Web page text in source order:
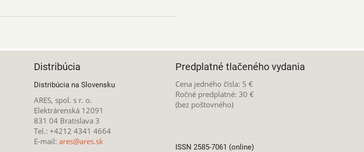
Distribúcia
Distribúcia na Slovensku
ARES, spol. s r. o.
Elektrárenská 12091
831 04 Bratislava 3
Tel.: +4212 4341 4664
E-mail: ares@ares.sk
Predplatné tlačeného vydania
Cena jedného čísla: 5 €
Ročné predplatné: 30 €
(bez poštovného)
ISSN 2585-7061 (online)